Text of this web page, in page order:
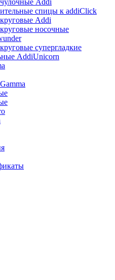
спицы к addiClick
Addi
носочные
супергладкие
AddiUnicorn